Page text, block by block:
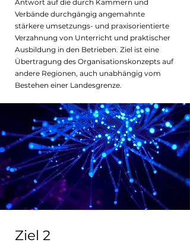
Antwort auf die durch Kammern und
Verbände durchgängig angemahnte
stärkere umsetzungs- und praxisorientierte
Verzahnung von Unterricht und praktischer
Ausbildung in den Betrieben. Ziel ist eine
Übertragung des Organisationskonzepts auf
andere Regionen, auch unabhängig vom
Bestehen einer Landesgrenze.
Ziel 2